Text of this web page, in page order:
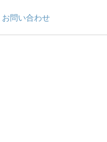
お問い合わせ